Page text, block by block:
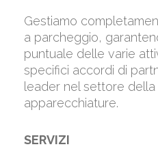
Gestiamo
a parcheggio,
puntuale delle varie
specifici accordi di
leader nel settore della
apparecchiature.
SERVIZI